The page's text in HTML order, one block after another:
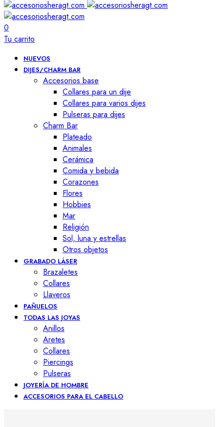
0
Tu carrito
NUEVOS
DIJES/CHARM BAR
Accesorios base
Collares para un dije
Collares para varios dijes
Pulseras para dijes
Charm Bar
Plateado
Animales
Cerámica
Comida y bebida
Corazones
Flores
Hobbies
Mar
Religión
Sol, luna y estrellas
Otros objetos
GRABADO LÁSER
Brazaletes
Collares
Llaveros
PAÑUELOS
TODAS LAS JOYAS
Anillos
Aretes
Collares
Piercings
Pulseras
JOYERÍA DE HOMBRE
ACCESORIOS PARA EL CABELLO